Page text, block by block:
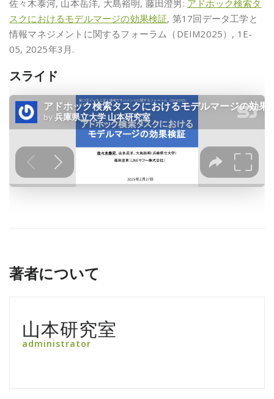
佐々木泰河, 山本岳洋, 大島裕明, 藤田澄男: アドホック検索タ
スクにおけるモデルマージの効果検証, 第17回データ工学と
情報マネジメントに関するフォーラム（DEIM2025）, 1E-
05, 2025年3月.
スライド
著者について
山本研究室
administrator